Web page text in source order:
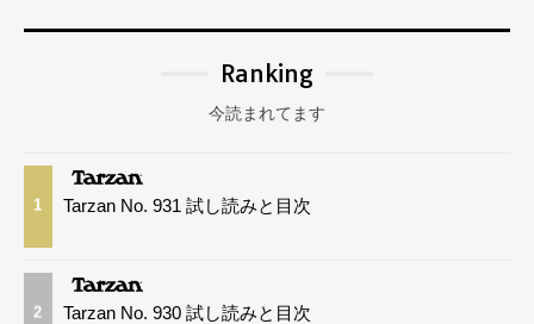
Ranking
今読まれてます
1 Tarzan No. 931 試し読みと目次
2 Tarzan No. 930 試し読みと目次